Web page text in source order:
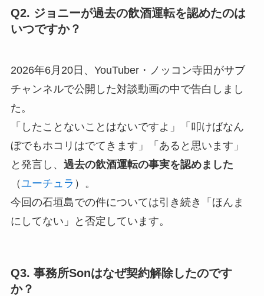
Q2. ジョニーが過去の飲酒運転を認めたのは
いつですか？
2026年6月20日、YouTuber・ノッコン寺田がサブ
チャンネルで公開した対談動画の中で告白しまし
た。
「したことないことはないですよ」「叩けばなん
ぼでもホコリはでてきます」「あると思います」
と発言し、 過去の飲酒運転の事実を認めました
（ユーチュラ ）。
今回の石垣島での件については引き続き「ほんま
にしてない」と否定しています。
Q3. 事務所Sonはなぜ契約解除したのです
か？